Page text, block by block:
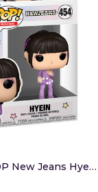
Funko POP New Jeans Hyein